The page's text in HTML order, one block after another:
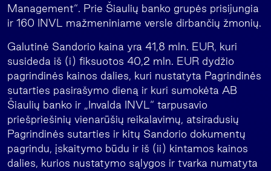
Management“. Prie Šiaulių banko grupės prisijungia
ir 160 INVL mažmeniniame versle dirbančių žmonių.
Galutinė Sandorio kaina yra 41,8 mln. EUR, kuri
susideda iš (i) fiksuotos 40,2 mln. EUR dydžio
pagrindinės kainos dalies, kuri nustatyta Pagrindinės
sutarties pasirašymo dieną ir kuri sumokėta AB
Šiaulių banko ir „Invalda INVL“ tarpusavio
priešpriešinių vienarūšių reikalavimų, atsiradusių
Pagrindinės sutarties ir kitų Sandorio dokumentų
pagrindu, įskaitymo būdu ir iš (ii) kintamos kainos
dalies, kurios nustatymo sąlygos ir tvarka numatyta